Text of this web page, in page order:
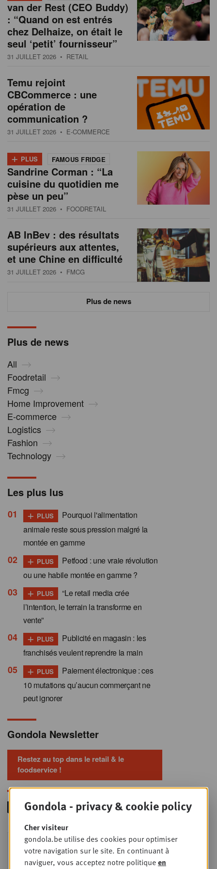
Plus de news
All
Foodretail
Fmcg
Home Improvement
E-commerce
Logistics
Fashion
Technology
van der Rest (CEO Buddy)
: “Quand on est entrés
chez Delhaize, on était le
seul ‘petit’ fournisseur”
31 JUILLET 2026 • RETAIL
Temu rejoint
CBCommerce : une
opération de
communication ?
31 JUILLET 2026 • E-COMMERCE
+ PLUS FAMOUS FRIDGE
Sandrine Corman : “La
cuisine du quotidien me
pèse un peu”
31 JUILLET 2026 • FOODRETAIL
AB InBev : des résultats
supérieurs aux attentes,
et une Chine en difficulté
31 JUILLET 2026 • FMCG
Plus de news
Les plus lus
+ PLUS
Pourquoi l'alimentation
animale reste sous pression malgré la
montée en gamme
+ PLUS
Petfood : une vraie révolution
ou une habile montée en gamme ?
+ PLUS
“Le retail media crée
l’intention, le terrain la transforme en
vente”
+ PLUS
Publicité en magasin : les
franchisés veulent reprendre la main
+ PLUS
Paiement électronique : ces
10 mutations qu’aucun commerçant ne
peut ignorer
Gondola Newsletter
Restez au top dans le retail & le
foodservice !
MER
9
SEPT
Foodservice - Joint
business planning
Intro to Negotiation: Succes aan de
Gondola - privacy & cookie policy
Cher visiteur
gondola.be utilise des cookies pour optimiser
votre navigation sur le site. En continuant à
naviguer, vous acceptez notre politiqueen